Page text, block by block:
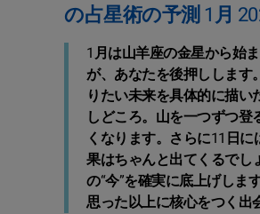
の占星術の予測 1月
1月は山羊座の金星から始
が、あなたを後押しします
りたい未来を具体的に描
しどころ。山を一つずつ
くなります。さらに11日
果はちゃんと出てくるでし
の“今”を確実に底上げしま
思った以上に核心をつく出